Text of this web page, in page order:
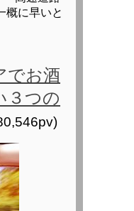
概に早いと
でお酒
３つの